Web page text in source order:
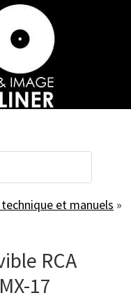
et manuels »
RCA
17